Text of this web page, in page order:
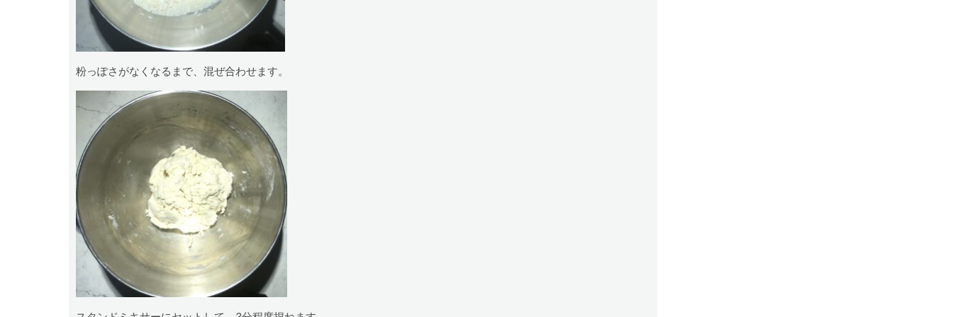
粉っぽさがなくなるまで、混ぜ合わせます。